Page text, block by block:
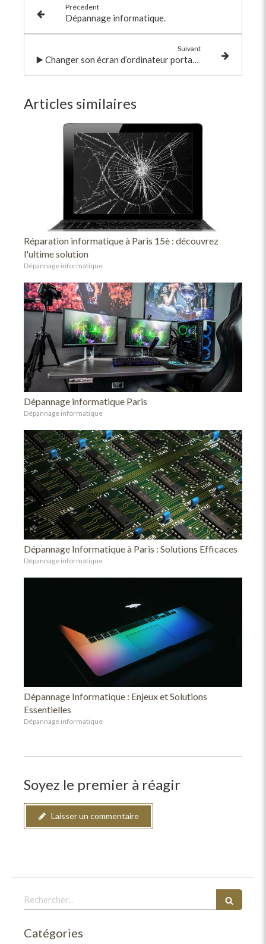
Précédent
Dépannage informatique.
Suivant
▶️ Changer son écran d’ordinateur portable : une solution alternative
Articles similaires
Réparation informatique à Paris 15è : découvrez
l'ultime solution
Dépannage informatique
Dépannage informatique Paris
Dépannage informatique
Dépannage Informatique à Paris : Solutions Efficaces
Dépannage informatique
Dépannage Informatique : Enjeux et Solutions
Essentielles
Dépannage informatique
Soyez le premier à réagir
Laisser un commentaire
Rechercher
Catégories